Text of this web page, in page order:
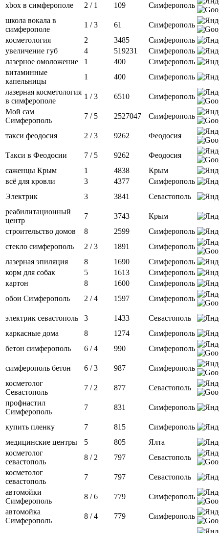
xbox в симферополе
2 / 1 109
Симферополь
школа вокала в
симферополе
1 / 3 61
Симферополь
косметология
2 3485
Симферополь
увеличение губ
4 519231
Симферополь
лазерное омоложение
1 400
Симферополь
витаминные
капельницы
1 400
Симферополь
лазерная косметология
в симферополе
1 / 3 6510
Симферополь
Мой сам
Симферополь
7 / 5 2527047 Симферополь
такси феодосия 2 / 3 9262 Феодосия
Такси в Феодосии 7 / 5 9262
Феодосия
саженцы Крым
1 4838
Крым
всё для кровли
3 4377
Симферополь
Электрик
3 3841
Севастополь
реабилитационный
центр
7 3743
Крым
строительство домов
8 2599
Симферополь
стекло симферополь
2 / 3 1891
Симферополь
лазерная эпиляция
8 1690
Симферополь
корм для собак
5 1613
Симферополь
картон
8 1600
Симферополь
обои Симферополь
2 / 4 1597 Симферополь
электрик севастополь 3 1433
Севастополь
каркасные дома
8 1274
Симферополь
бетон симферополь
6 / 4 990 Симферополь
симферополь бетон 6 / 3 987
Симферополь
косметолог
Севастополь
7 / 2 877
Севастополь
профнастил
Симферополь
7 831 Симферополь
купить пленку 7 815
Симферополь
медицинские центры
5 805
Ялта
косметолог
севастополь
8 / 2 797
Севастополь
косметолог
севастополь
7 797
Севастополь
автомойки
Симферополь
8 / 6 779
Симферополь
автомойка
Симферополь
8 / 4 779 Симферополь